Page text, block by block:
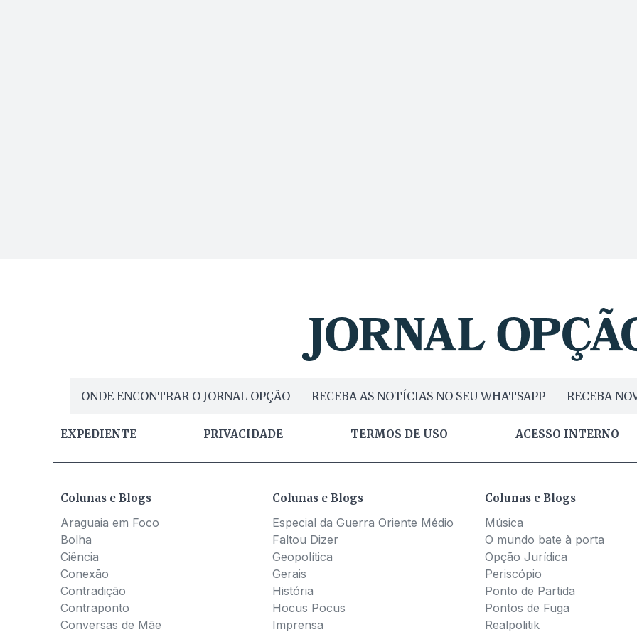
ONDE ENCONTRAR O JORNAL OPÇÃO RECEBA AS NOTÍCIAS NO SEU WHATSAPP RECEBA
EXPEDIENTE PRIVACIDADE TERMOS DE USO ACESSO INTERNO
Colunas e Blogs
Araguaia em Foco
Bolha
Ciência
Conexão
Contradição
Contraponto
Conversas de Mãe
Colunas e Blogs
Especial da Guerra Oriente Médio
Faltou Dizer
Geopolítica
Gerais
História
Hocus Pocus
Imprensa
Colunas e Blogs
Música
O mundo bate à porta
Opção Jurídica
Periscópio
Ponto de Partida
Pontos de Fuga
Realpolitik